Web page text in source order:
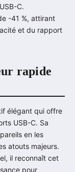
C.
-41 %, attirant
et du rapport
rapide
élégant qui offre
USB-C. Sa
en les
atouts majeurs.
il reconnaît cet
pour